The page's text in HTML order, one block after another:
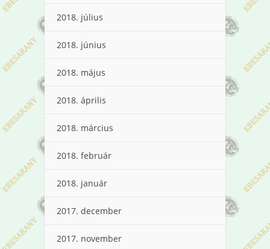
2018. július
2018. június
2018. május
2018. április
2018. március
2018. február
2018. január
2017. december
2017. november